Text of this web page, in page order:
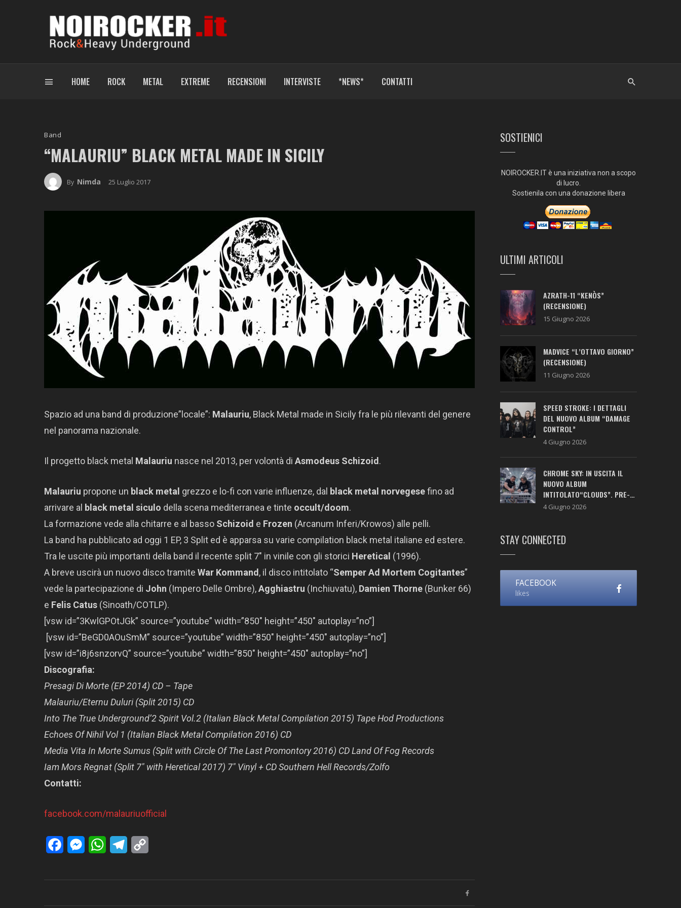
HOME ROCK METAL EXTREME RECENSIONI INTERVISTE *NEWS* CONTATTI
Band
“MALAURIU” BLACK METAL MADE IN SICILY
By Nimda 25 Luglio 2017
Spazio ad una band di produzione”locale”: Malauriu, Black Metal made in Sicily fra le più rilevanti del genere
nel panorama nazionale.
Il progetto black metal Malauriu nasce nel 2013, per volontà di Asmodeus Schizoid.
Malauriu propone un black metal grezzo e lo-fi con varie influenze, dal black metal norvegesefino ad
arrivare al black metal siculo della scena mediterranea e tinte occult/doom.
La formazione vede alla chitarre e al basso Schizoid e Frozen (Arcanum Inferi/Krowos) alle pelli.
La band ha pubblicato ad oggi 1 EP, 3 Split ed è apparsa su varie compilation black metal italiane ed estere.
Tra le uscite più importanti della band il recente split 7″ in vinile con gli storici Heretical (1996).
A breve uscirà un nuovo disco tramite War Kommand, il disco intitolato “Semper Ad Mortem Cogitantes”
vede la partecipazione di John (Impero Delle Ombre),Agghiastru (Inchiuvatu), Damien Thorne (Bunker 66)
e Felis Catus (Sinoath/COTLP).
[vsw id=”3KwlGPOtJGk” source=”youtube” width=”850″ height=”450″ autoplay=”no”]
[vsw id=”BeGD0AOuSmM” source=”youtube” width=”850″ height=”450″ autoplay=”no”]
[vsw id=”i8j6snzorvQ” source=”youtube” width=”850″ height=”450″ autoplay=”no”]
Discografia:
Presagi Di Morte (EP 2014) CD – Tape
Malauriu/Eternu Duluri (Split 2015) CD
Into The True Underground’2 Spirit Vol.2 (Italian Black Metal Compilation 2015) Tape Hod Productions
Echoes Of Nihil Vol 1 (Italian Black Metal Compilation 2016) CD
Media Vita In Morte Sumus (Split with Circle Of The Last Promontory 2016) CD Land Of Fog Records
Iam Mors Regnat (Split 7″ with Heretical 2017) 7″ Vinyl + CD Southern Hell Records/Zolfo
Contatti:
facebook.com/malauriuofficial
FacebookMessengerWhatsAppTelegram
SOSTIENICI
NOIROCKER.IT è una iniziativa non a scopo
di lucro.
Sostienila con una donazione libera
ULTIMI ARTICOLI
AZRATH-11 “KENÒS”
(RECENSIONE)
15 Giugno 2026
MADVICE “L’OTTAVO GIORNO”
(RECENSIONE)
11 Giugno 2026
SPEED STROKE: I DETTAGLI
DEL NUOVO ALBUM “DAMAGE
CONTROL”
4 Giugno 2026
CHROME SKY: IN USCITA IL
NUOVO ALBUM
INTITOLATO“CLOUDS”. PRE-
SAVE ATTIVO!
4 Giugno 2026
STAY CONNECTED
FACEBOOK
likes